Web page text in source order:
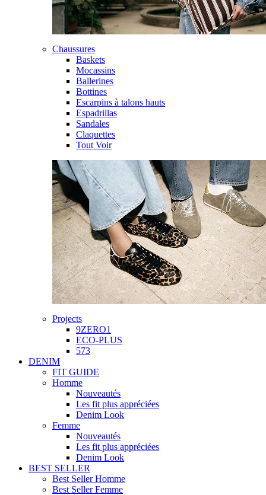
Chaussures
Baskets
Mocassins
Ballerines
Bottines
Escarpins à talons hauts
Espadrillas
Sandales
Claquettes
Tout Voir
Projects
9ZERO1
ECO-PLUS
573
DENIM
FIT GUIDE
Homme
Nouveautés
Les fit plus appréciées
Denim Look
Femme
Nouveautés
Les fit plus appréciées
Denim Look
BEST SELLER
Best Seller Homme
Best Seller Femme